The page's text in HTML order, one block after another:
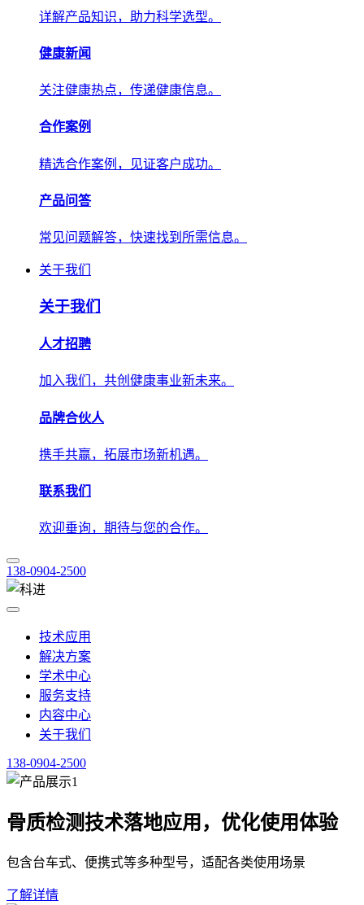
详解产品知识，助力科学选型。
健康新闻
关注健康热点，传递健康信息。
合作案例
精选合作案例，见证客户成功。
产品问答
常见问题解答，快速找到所需信息。
关于我们
关于我们
人才招聘
加入我们，共创健康事业新未来。
品牌合伙人
携手共赢，拓展市场新机遇。
联系我们
欢迎垂询，期待与您的合作。
138-0904-2500
技术应用
解决方案
学术中心
服务支持
内容中心
关于我们
138-0904-2500
骨质检测技术落地应用，优化使用体验
包含台车式、便携式等多种型号，适配各类使用场景
了解详情